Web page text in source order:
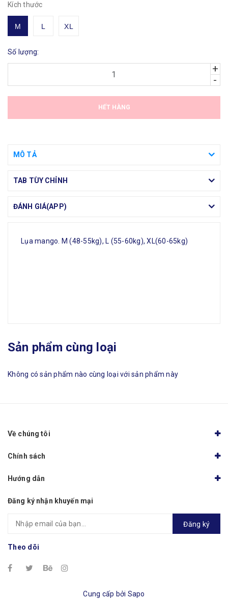
Kích thước
M L XL
Số lượng:
+
-
HẾT HÀNG
MÔ TẢ
TAB TÙY CHỈNH
ĐÁNH GIÁ(APP)
Lụa mango. M (48-55kg), L (55-60kg), XL(60-65kg)
Sản phẩm cùng loại
Không có sản phẩm nào cùng loại với sản phẩm này
Về chúng tôi
Chính sách
Hướng dẫn
Đăng ký nhận khuyến mại
Đăng ký
Theo dõi
Cung cấp bởi Sapo